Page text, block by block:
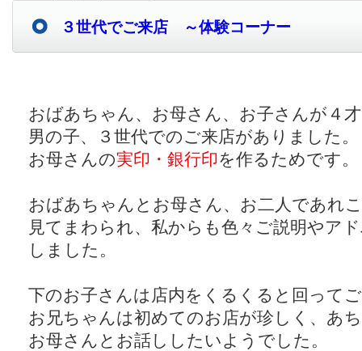
３世代でご来店 ～体験コーナー
おばあちゃん、お母さん、お子さんが４
男の子、３世代でのご来店がありました。
お母さんの実印・銀行印を作るためです。
おばあちゃんとお母さん、お二人であれ
見てまわられ、私からも色々ご説明やア
しました。
下のお子さんは店内をくるくると回って
お兄ちゃんは初めてのお店が珍しく、あ
お母さんとお話ししたいようでした。